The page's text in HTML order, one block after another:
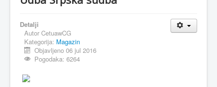
INTERVJU
MAGAZIN
FELJTON
SPORT
Detalji
Autor CetuawCG
Kategorija: Magazin
Objavljeno 06 jul 2016
Pogodaka: 6264